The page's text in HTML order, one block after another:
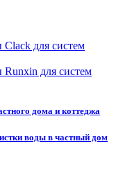
для систем
для систем
дома и коттеджа
воды в частный дом